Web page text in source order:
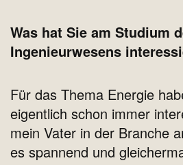
Was hat Sie am Studium
Ingenieurwesens
Für das Thema Energie
eigentlich schon immer
mein Vater in der Branche
es spannend und